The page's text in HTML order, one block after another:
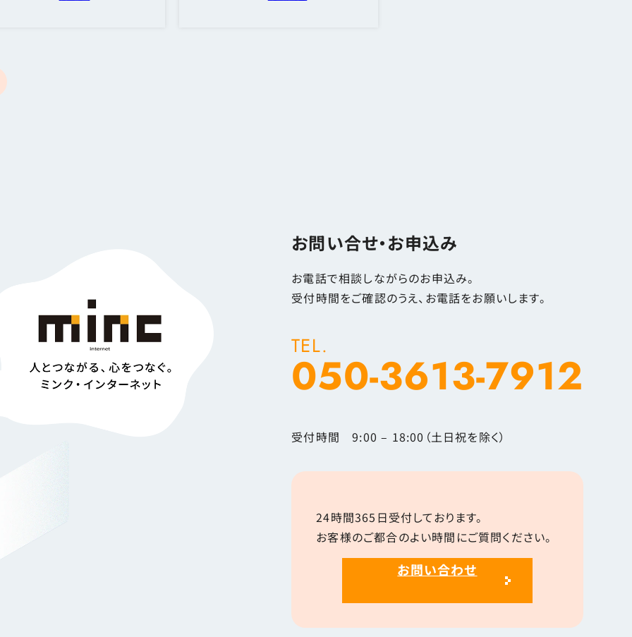
お問い合せ・お申込み
お電話で相談しながらのお申込み。
受付時間をご確認のうえ、お電話をお願いします。
TEL.
050-3613-7912
受付時間 9:00 – 18:00（土日祝を除く）
24時間365日受付しております。
お客様のご都合のよい時間にご質問ください。
お問い合わせ